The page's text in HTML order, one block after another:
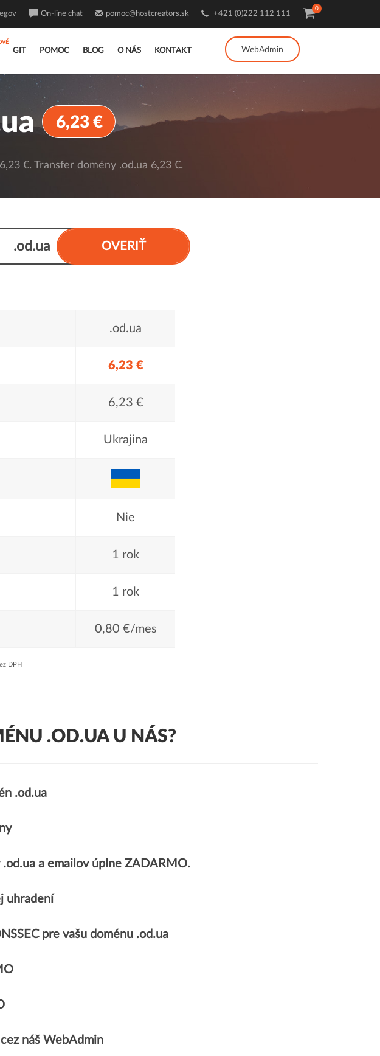
GIT POMOC BLOG O NÁS KONTAKT WebAdmin
On-line chat pomoc@hostcreators.sk +421 (0)222 112 111
0
6,23 €
€. Transfer domény .od.ua 6,23 €.
OVERIŤ
.od.ua
.od.ua
6,23 €
6,23 €
Ukrajina
Nie
1 rok
1 rok
0,80 €/mes
DPH
.OD.UA U NÁS?
.od.ua
a emailov úplne ZADARMO.
uhradení
pre vašu doménu .od.ua
náš WebAdmin